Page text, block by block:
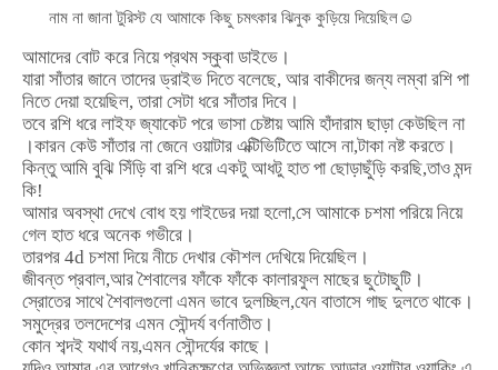
নাম না জানা টুরিস্ট যে আমাকে কিছু চমৎকার ঝিনুক কুড়িয়ে দিয়েছিল☺️
আমাদের বোট করে নিয়ে প্রথম স্কুবা ডাইভে।
যারা সাঁতার জানে তাদের ড্রাইভ দিতে বলেছে, আর বাকীদের জন্য লম্বা রশি পা
নিতে দেয়া হয়েছিল,তারা সেটা ধরে সাঁতার দিবে।
তবে রশি ধরে লাইফ জ্যাকেট পরে ভাসা চেষ্টায় আমি হাঁদারাম ছাড়া কেউছিল না
।কারন কেউ সাঁতার না জেনে ওয়াটার এক্টিভিটিতে আসে না,টাকা নষ্ট করতে।
কিন্তু আমি বুঝি সিঁড়ি বা রশি ধরে একটু আধটু হাত পা ছোড়াছুঁড়ি করছি,তাও মন্দ
কি!
আমার অবস্থা দেখে বোধ হয় গাইডের দয়া হলো,সে আমাকে চশমা পরিয়ে নিয়ে
গেল হাত ধরে অনেক গভীরে।
তারপর 4d চশমা দিয়ে নীচে দেখার কৌশল দেখিয়ে দিয়েছিল।
জীবন্ত প্রবাল,আর শৈবালের ফাঁকে ফাঁকে কালারফুল মাছের ছুটোছুটি।
স্রোতের সাথে শৈবালগুলো এমন ভাবে দুলচ্ছিল,যেন বাতাসে গাছ দুলতে থাকে।
সমুদ্রের তলদেশের এমন সৌন্দর্য বর্ণনাতীত।
কোন শব্দই যথার্থ নয়,এমন সৌন্দর্যের কাছে।